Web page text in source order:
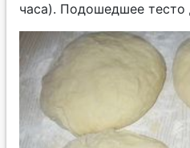
часа). Подошедшее тесто